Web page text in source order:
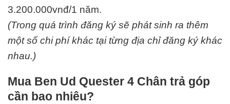
3.200.000vnđ/1 năm.
(Trong quá trình đăng ký sẽ phát sinh ra thêm
một số chi phí khác tại từng địa chỉ đăng ký khác
nhau.)
Mua Ben Ud Quester 4 Chân trả góp
cần bao nhiêu?